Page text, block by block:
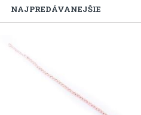
NAJPREDÁVANEJŠIE